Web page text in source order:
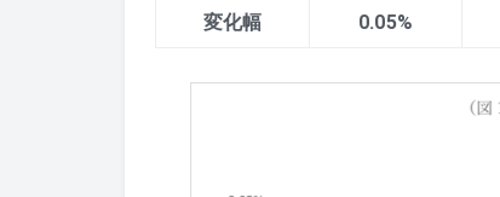
変化幅 0.05%